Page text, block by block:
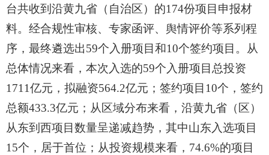
台共收到沿黄九省（自治区）的174份项目申报材
料。经合规性审核、专家函评、舆情评价等系列程
序，最终遴选出59个入册项目和10个签约项目。从
总体情况来看，本次入选的59个入册项目总投资
1711亿元，拟融资564.2亿元；签约项目10个，签约
总额433.3亿元；从区域分布来看，沿黄九省（区）
从东到西项目数量呈递减趋势，其中山东入选项目
15个，居于首位；从投资规模来看，74.6%的项目